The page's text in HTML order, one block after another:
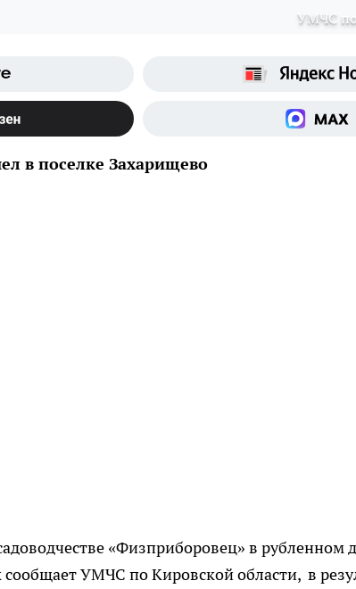
УМЧС по
в поселке Захарищево
«Физприборовец» в рубленном
УМЧС по Кировской области, в